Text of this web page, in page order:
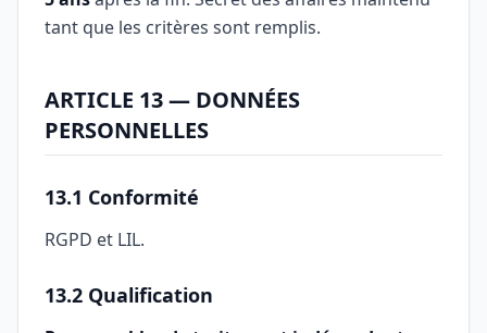
tant que les critères sont remplis.
ARTICLE 13 — DONNÉES
PERSONNELLES
13.1 Conformité
RGPD et LIL.
13.2 Qualification